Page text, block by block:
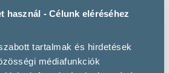
használ - Célunk eléréséhez
tartalmak és hirdetések
médiafunkciók
Kabar Sárga Muskotály